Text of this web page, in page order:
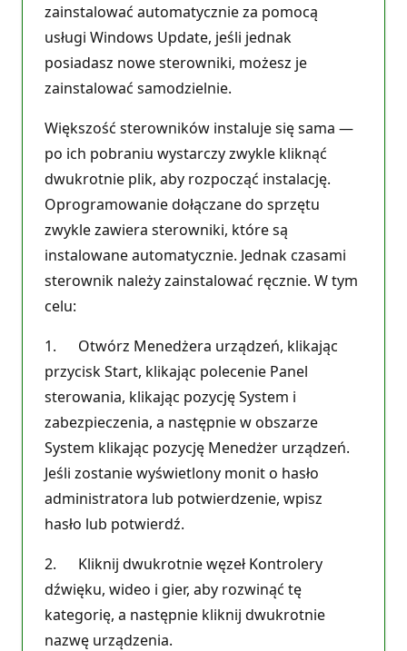
zainstalować automatycznie za pomocą
usługi Windows Update, jeśli jednak
posiadasz nowe sterowniki, możesz je
zainstalować samodzielnie.
Większość sterowników instaluje się sama —
po ich pobraniu wystarczy zwykle kliknąć
dwukrotnie plik, aby rozpocząć instalację.
Oprogramowanie dołączane do sprzętu
zwykle zawiera sterowniki, które są
instalowane automatycznie. Jednak czasami
sterownik należy zainstalować ręcznie. W tym
celu:
1. Otwórz Menedżera urządzeń, klikając
przycisk Start, klikając polecenie Panel
sterowania, klikając pozycję System i
zabezpieczenia, a następnie w obszarze
System klikając pozycję Menedżer urządzeń.
Jeśli zostanie wyświetlony monit o hasło
administratora lub potwierdzenie, wpisz
hasło lub potwierdź.
2. Kliknij dwukrotnie węzeł Kontrolery
dźwięku, wideo i gier, aby rozwinąć tę
kategorię, a następnie kliknij dwukrotnie
nazwę urządzenia.